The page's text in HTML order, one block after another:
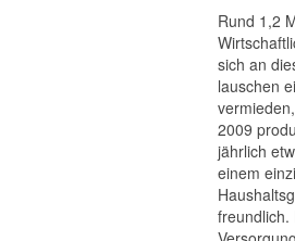
Rund 1,2
sich an
lauschen
2009
jährlich
einem
freundlich.